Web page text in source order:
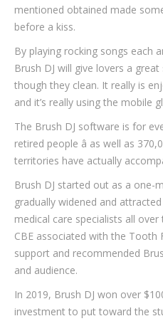
mentioned obtained made
before a kiss.
By playing rocking songs each
Brush DJ will give lovers a
though they clean. It really is
and it’s really using the mobile
The Brush DJ software is for
retired people â as well as
territories have actually
Brush DJ started out as a one-
gradually widened and
medical care specialists all
CBE associated with the Tooth
support and recommended
and audience.
In 2019, Brush DJ won over
investment to put toward the